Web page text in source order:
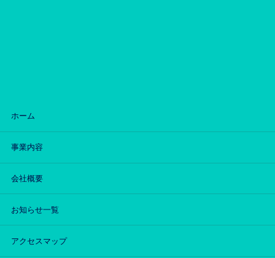
ホーム
事業内容
会社概要
お知らせ一覧
アクセスマップ